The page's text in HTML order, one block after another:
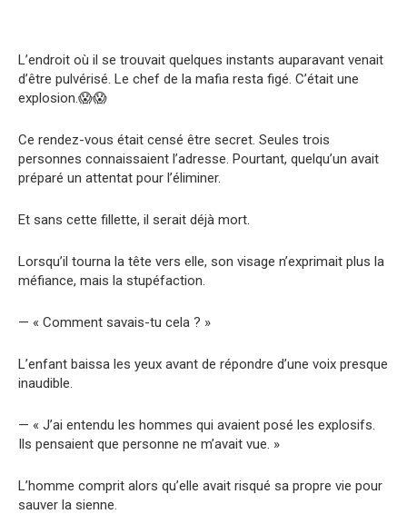
L’endroit où il se trouvait quelques instants auparavant venait
d’être pulvérisé. Le chef de la mafia resta figé. C’était une
explosion.😱😱
Ce rendez-vous était censé être secret. Seules trois
personnes connaissaient l’adresse. Pourtant, quelqu’un avait
préparé un attentat pour l’éliminer.
Et sans cette fillette, il serait déjà mort.
Lorsqu’il tourna la tête vers elle, son visage n’exprimait plus la
méfiance, mais la stupéfaction.
— « Comment savais-tu cela ? »
L’enfant baissa les yeux avant de répondre d’une voix presque
inaudible.
— « J’ai entendu les hommes qui avaient posé les explosifs.
Ils pensaient que personne ne m’avait vue. »
L’homme comprit alors qu’elle avait risqué sa propre vie pour
sauver la sienne.